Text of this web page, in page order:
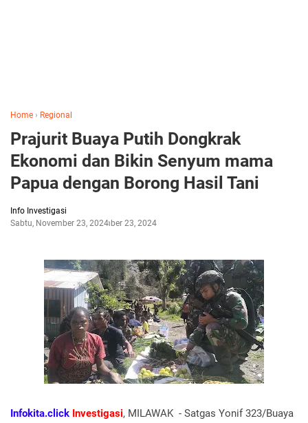
Home › Regional
Prajurit Buaya Putih Dongkrak
Ekonomi dan Bikin Senyum mama
Papua dengan Borong Hasil Tani
Info Investigasi
Sabtu, November 23, 2024November 23, 2024
Infokita.click Investigasi, MILAWAK - Satgas Yonif 323/Buaya